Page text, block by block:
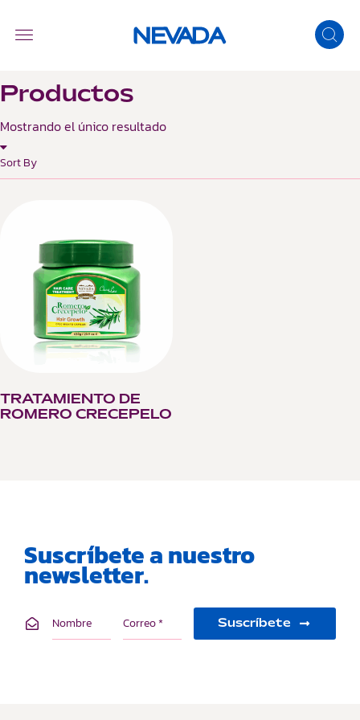
Productos
Mostrando el único resultado
TRATAMIENTO DE
ROMERO CRECEPELO
Suscríbete a nuestro
newsletter.
Suscríbete